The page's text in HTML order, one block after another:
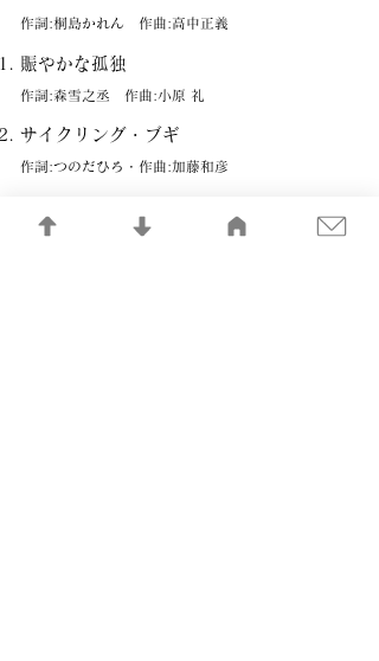
作詞:桐島かれん 作曲:高中正義
賑やかな孤独
作詞:森雪之丞 作曲:小原 礼
サイクリング・ブギ
作詞:つのだひろ・作曲:加藤和彦
作詞:松山 猛・作曲:高橋幸宏